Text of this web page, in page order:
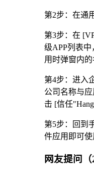
第2步：在通
第3步：在
级APP列表
用时弹窗内
第4步：进入
公司名称与
击 [信任
第5步：回到
件应用即可使
网友提问（